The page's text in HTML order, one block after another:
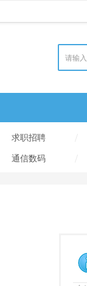
求职招聘
通信数码